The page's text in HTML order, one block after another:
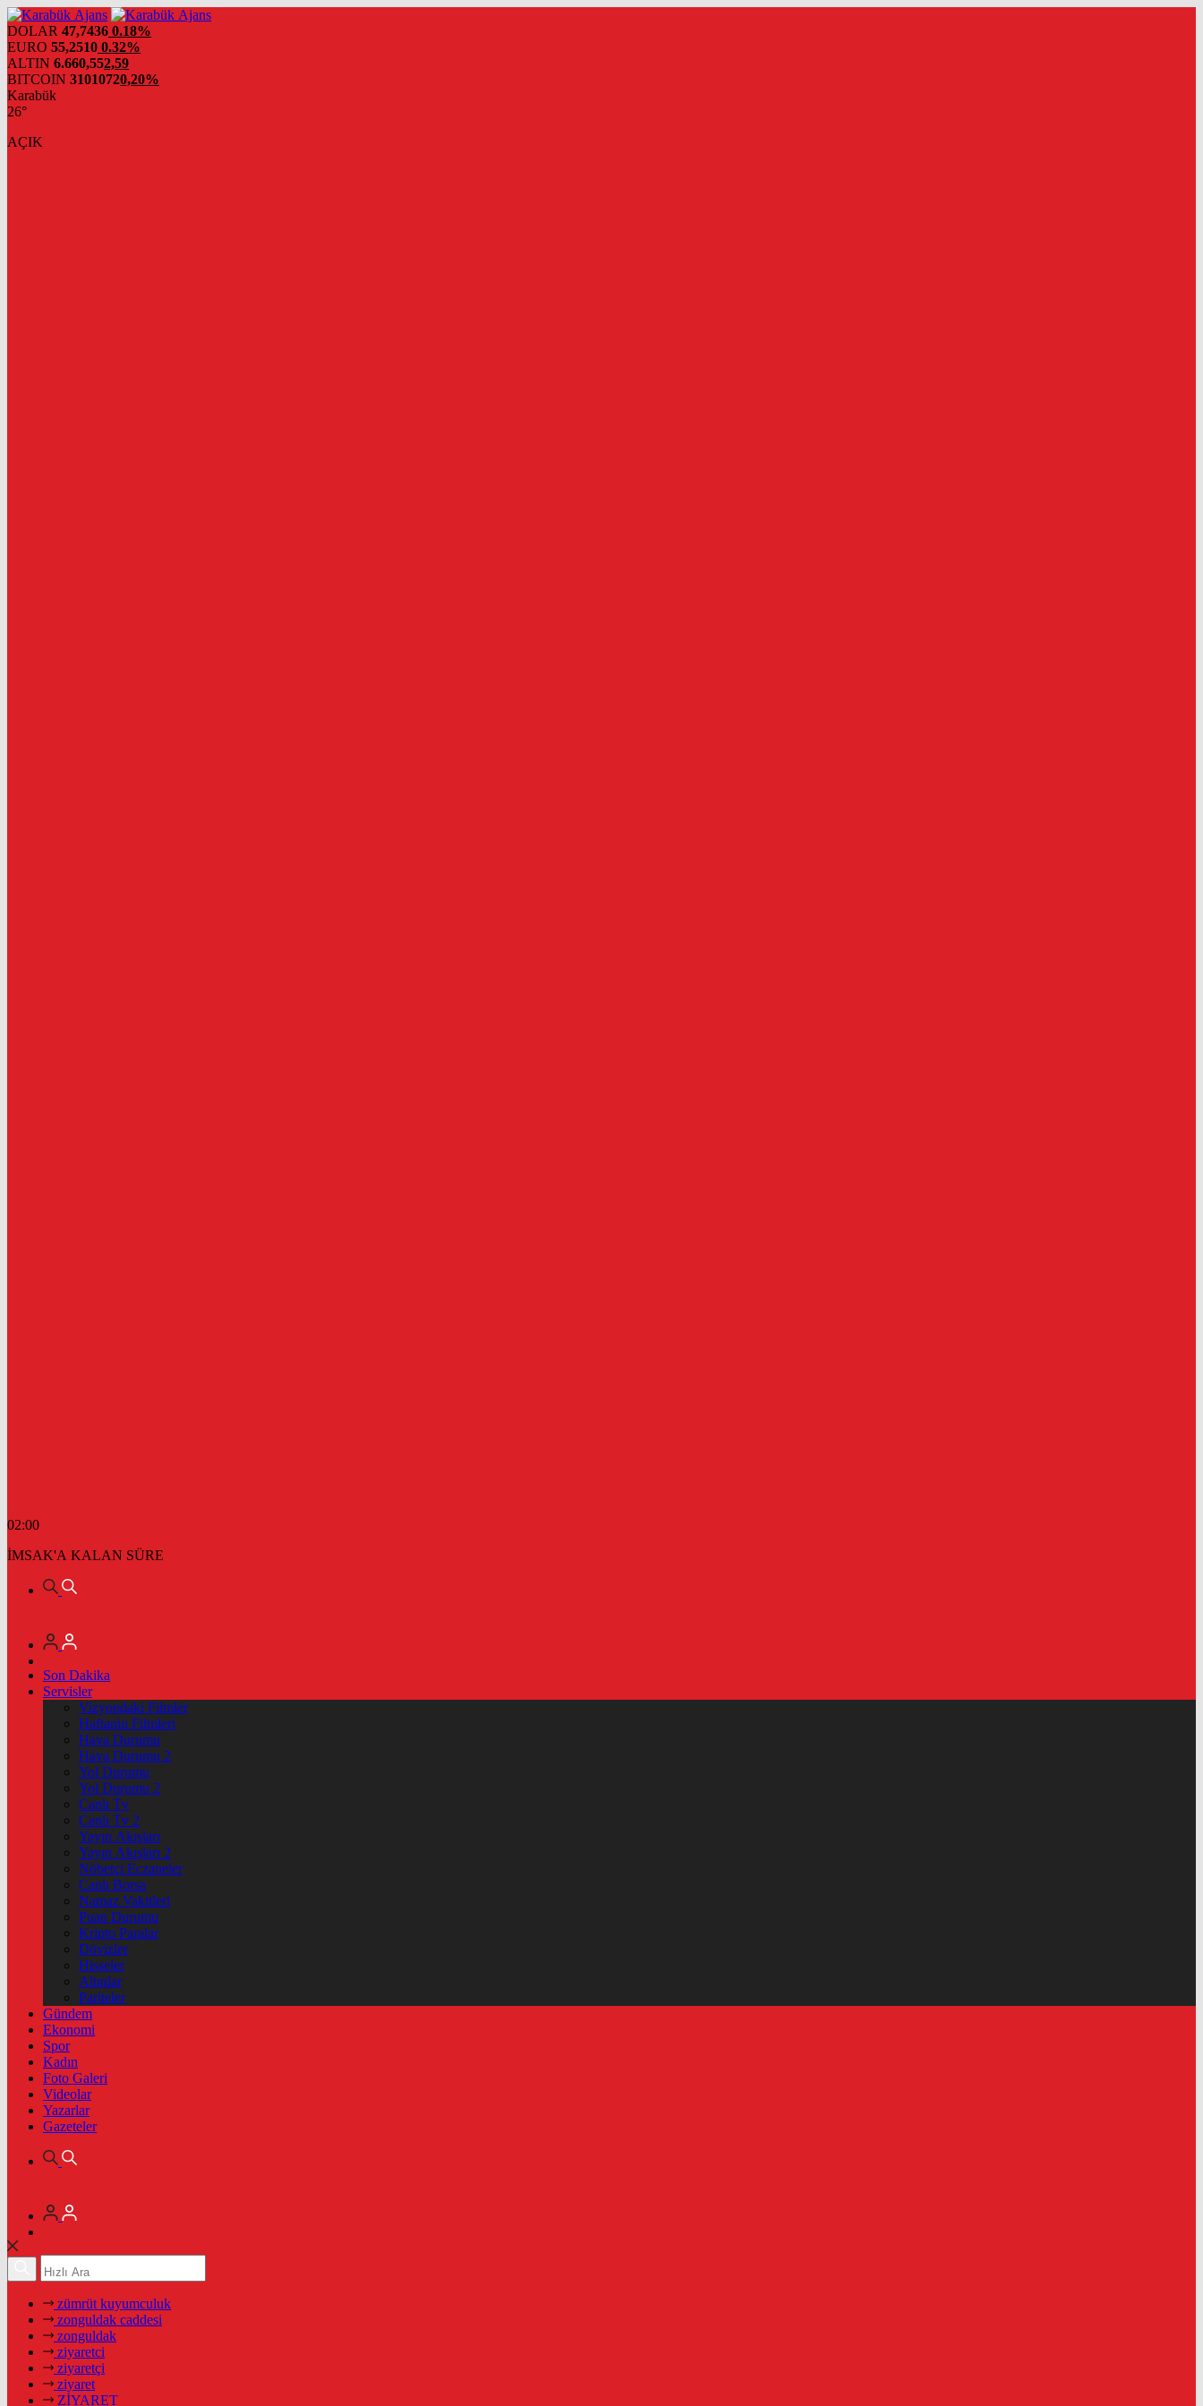
DOLAR 47,7436 0.18%
EURO 55,2510 0.32%
ALTIN 6.660,552,59
BITCOIN 31010720,20%
Karabük
26°
AÇIK
02:00
İMSAK'A KALAN SÜRE
Son Dakika
Servisler
Vizyondaki Filmler
Haftanin Filmleri
Hava Durumu
Hava Durumu 2
Yol Durumu
Yol Durumu 2
Canlı Tv
Canlı Tv 2
Yayın Akışları
Yayın Akışları 2
Nöbetçi Eczaneler
Canlı Borsa
Namaz Vakitleri
Puan Durumu
Kripto Paralar
Dövizler
Hisseler
Altınlar
Pariteler
Gündem
Ekonomi
Spor
Kadın
Foto Galeri
Videolar
Yazarlar
Gazeteler
zümrüt kuyumculuk
zonguldak caddesi
zonguldak
ziyaretci
ziyaretçi
ziyaret
ZİYARET